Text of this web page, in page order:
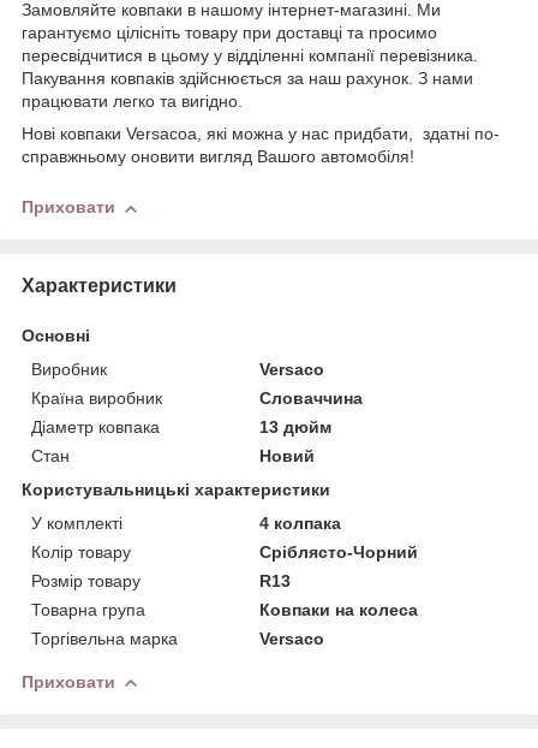
Замовляйте ковпаки в нашому інтернет-магазині. Ми
гарантуємо цілісніть товару при доставці та просимо
пересвідчитися в цьому у відділенні компанії перевізника.
Пакування ковпаків здійснюється за наш рахунок. З нами
працювати легко та вигідно.
Нові ковпаки Versacoа, які можна у нас придбати, здатні по-
справжньому оновити вигляд Вашого автомобіля!
Приховати
Характеристики
Основні
Виробник
Versaco
Країна виробник
Словаччина
Діаметр ковпака
13 дюйм
Стан
Новий
Користувальницькі характеристики
У комплекті
4 колпака
Колір товару
Сріблясто-Чорний
Розмір товару
R13
Товарна група
Ковпаки на колеса
Торгівельна марка
Versaco
Приховати